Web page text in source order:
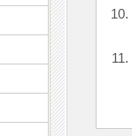
10.
11.